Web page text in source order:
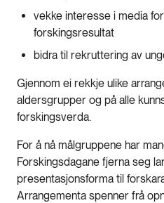
vekke interesse i media
forskingsresultat
bidra til rekruttering av
Gjennom ei rekkje ulike
aldersgrupper og på alle
forskingsverda.
For å nå målgruppene har
Forskingsdagane fjerna seg
presentasjonsforma til
Arrangementa spenner frå